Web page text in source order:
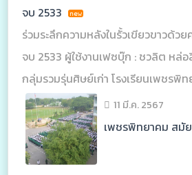
จบ 2533
ร่วมระลึกความหลังในรั้วเขียวขาวด้ว
จบ 2533 ผู้ใช้งานเฟซบุ๊ก : ชวลิต หล่
กลุ่มรวมรุ่นศิษย์เก่า โรงเรียนเพชรพิท
ดังนี้ ร่วมระลึกความหลังในรั้วเขียวขา
ห้อง6/2 จบ2533 รหัสนักศึกษา34ครั
11 มี.ค. 2567
เพชรพิทยาคม สมั